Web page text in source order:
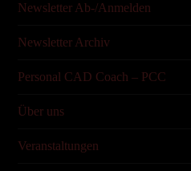
Newsletter Ab-/Anmelden
Newsletter Archiv
Personal CAD Coach – PCC
Über uns
Veranstaltungen